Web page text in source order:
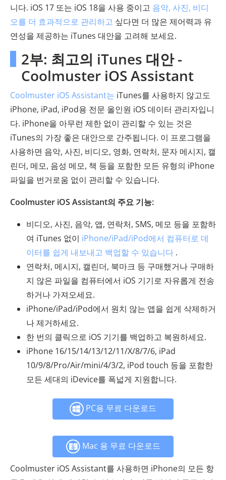
니다. iOS 17 또는 iOS 18을 사용 중이고 음악, 사진, 비디
오를 더 효과적으로 관리하고 싶다면 더 많은 제어력과 유
연성을 제공하는 iTunes 대안을 고려해 보세요.
2부: 최고의 iTunes 대안 -
Coolmuster iOS Assistant
Coolmuster iOS Assistant는 iTunes를 사용하지 않고도
iPhone, iPad, iPod용 전문 올인원 iOS 데이터 관리자입니
다. iPhone을 아무런 제한 없이 관리할 수 있는 것은
iTunes의 가장 좋은 대안으로 간주됩니다. 이 프로그램을
사용하면 음악, 사진, 비디오, 영화, 연락처, 문자 메시지, 캘
린더, 메모, 음성 메모, 책 등을 포함한 모든 유형의 iPhone
파일을 번거로움 없이 관리할 수 있습니다.
Coolmuster iOS Assistant의 주요 기능:
비디오, 사진, 음악, 앱, 연락처, SMS, 메모 등을 포함하
여 iTunes 없이 iPhone/iPad/iPod에서 컴퓨터로 데
이터를 쉽게 내보내고 백업할 수 있습니다 .
연락처, 메시지, 캘린더, 북마크 등 구매했거나 구매하
지 않은 파일을 컴퓨터에서 iOS 기기로 자유롭게 전송
하거나 가져오세요.
iPhone/iPad/iPod에서 원치 않는 앱을 ​​쉽게 삭제하거
나 제거하세요.
한 번의 클릭으로 iOS 기기를 백업하고 복원하세요.
iPhone 16/15/14/13/12/11/X/8/7/6, iPad
10/9/8/Pro/Air/mini/4/3/2, iPod touch 등을 포함한
모든 세대의 iDevice를 폭넓게 지원합니다.
PC용 무료 다운로드
Mac 용 무료 다운로드
Coolmuster iOS Assistant를 사용하면 iPhone의 모든 항